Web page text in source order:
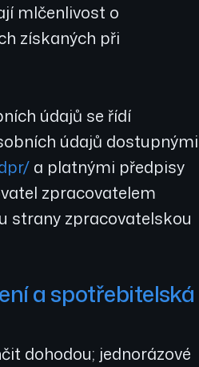
mlčenlivost o
získaných při
údajů se řídí
údajů dostupnými
a platnými předpisy
zpracovatelem
strany zpracovatelskou
a spotřebitelská
dohodou; jednorázové